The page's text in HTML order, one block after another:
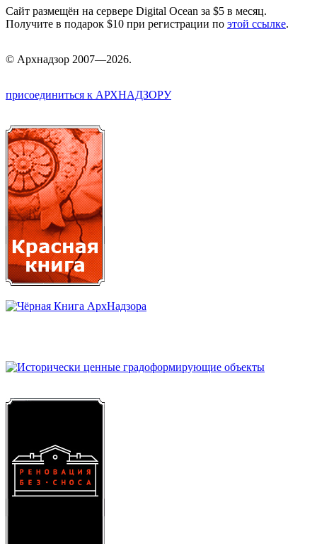
Сайт размещён на сервере Digital Ocean за $5 в месяц.
Получите в подарок $10 при регистрации по этой ссылке.
© Архнадзор 2007—2026.
присоединиться к АРХНАДЗОРУ